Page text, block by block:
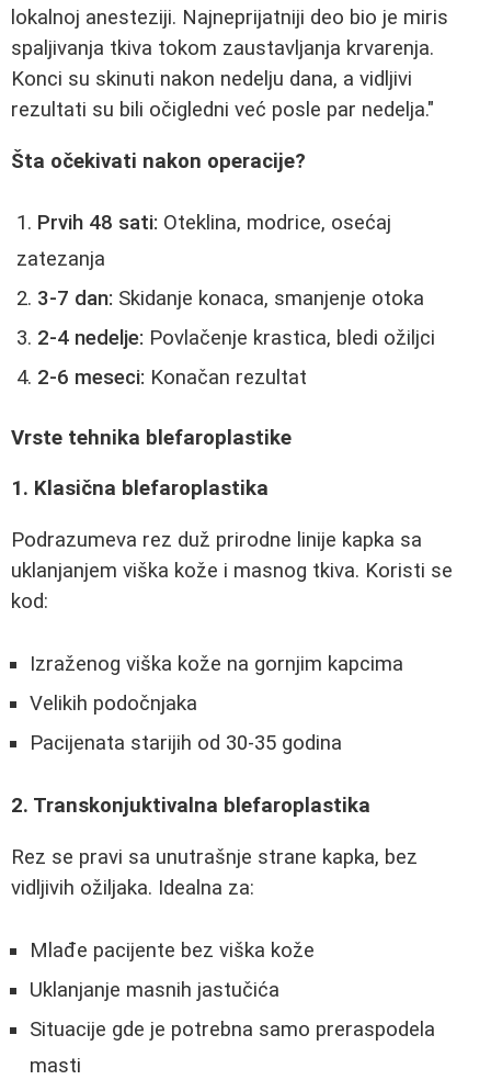
lokalnoj anesteziji. Najneprijatniji deo bio je miris
spaljivanja tkiva tokom zaustavljanja krvarenja.
Konci su skinuti nakon nedelju dana, a vidljivi
rezultati su bili očigledni već posle par nedelja."
Šta očekivati nakon operacije?
Prvih 48 sati: Oteklina, modrice, osećaj
zatezanja
3-7 dan: Skidanje konaca, smanjenje otoka
2-4 nedelje: Povlačenje krastica, bledi ožiljci
2-6 meseci: Konačan rezultat
Vrste tehnika blefaroplastike
1. Klasična blefaroplastika
Podrazumeva rez duž prirodne linije kapka sa
uklanjanjem viška kože i masnog tkiva. Koristi se
kod:
Izraženog viška kože na gornjim kapcima
Velikih podočnjaka
Pacijenata starijih od 30-35 godina
2. Transkonjuktivalna blefaroplastika
Rez se pravi sa unutrašnje strane kapka, bez
vidljivih ožiljaka. Idealna za:
Mlađe pacijente bez viška kože
Uklanjanje masnih jastučića
Situacije gde je potrebna samo preraspodela
masti